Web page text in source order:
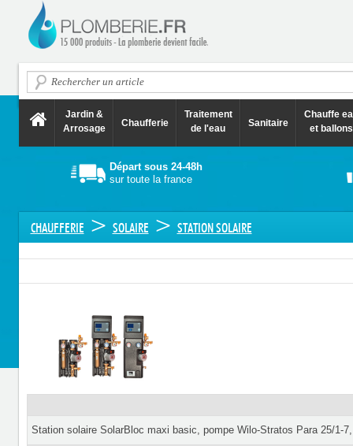
Jardin &
Arrosage
Chaufferie
Traitement
de l'eau
Sanitaire
Chauffe
et ballons
Départ sous 24-48h
sur toute la france
CHAUFFERIE > SOLAIRE > STATION SOLAIRE
Station solaire SolarBloc maxi basic, pompe Wilo-Stratos Para 25/1-